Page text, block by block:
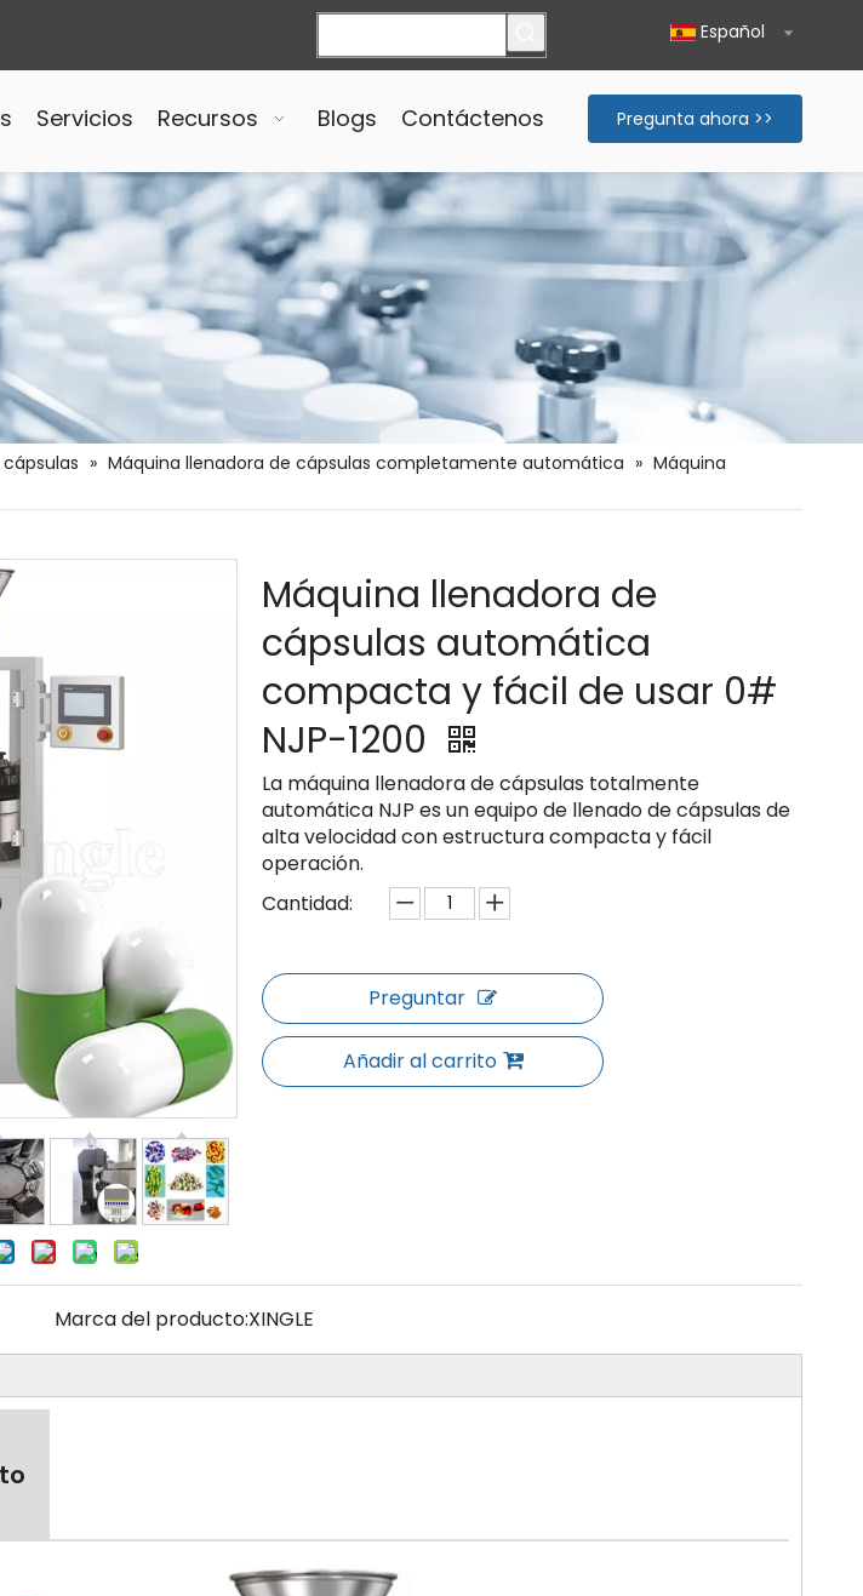
Español
Servicios Recursos Blogs Contáctenos Pregunta ahora >>
» Máquina llenadora de cápsulas completamente automática » Máquina
Máquina llenadora de
cápsulas automática
compacta y fácil de usar 0#
NJP-1200
La máquina llenadora de cápsulas totalmente
automática NJP es un equipo de llenado de cápsulas de
alta velocidad con estructura compacta y fácil
operación.
Cantidad:
Preguntar
Añadir al carrito
Marca del producto:XINGLE